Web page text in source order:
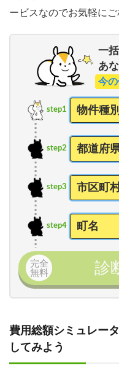
ービスなのでお気軽にご
一
あ
今の
step1
step2
step3
step4
完全
無料
診
費用総額シミュレー
してみよう